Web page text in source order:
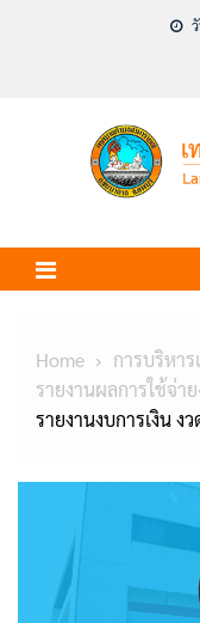
Home
การบริหา
รายงานผลการใช้จ่า
รายงานงบการเงิน